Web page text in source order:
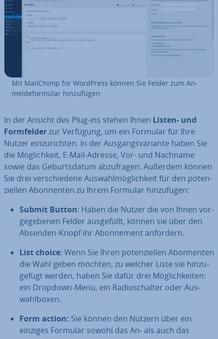
Mit MailChimp for WordPress können Sie Felder zum An­
mel­de­for­mu­lar hin­zu­fü­gen
In der Ansicht des Plug-ins stehen Ihnen Listen- und
Form­fel­derzur Verfügung, um ein Formular für Ihre
Nutzer ein­zu­rich­ten. In der Aus­gangs­va­ri­an­te haben Sie
die Mög­lich­keit, E-Mail-Adresse, Vor- und Nachname
sowie das Ge­burts­da­tum ab­zu­fra­gen. Außerdem können
Sie drei ver­schie­de­ne Aus­wahl­mög­lich­keit für den po­ten­
zi­el­len Abon­nen­ten zu Ihrem Formular hin­zu­fü­gen:
Submit Button: Haben die Nutzer die von Ihnen vor­
ge­ge­be­nen Felder aus­ge­füllt, können sie über den
Absenden-Knopf ihr Abon­ne­ment anfordern.
List choice: Wenn Sie Ihren po­ten­zi­el­len Abon­nen­ten
die Wahl geben möchten, zu welcher Liste sie hin­zu­
ge­fügt werden, haben Sie dafür drei Mög­lich­kei­ten:
ein Dropdown-Menü, ein Ra­dio­schal­ter oder Aus­
wahl­bo­xen.
Form action: Sie können den Nutzern über ein
einziges Formular sowohl das An- als auch das